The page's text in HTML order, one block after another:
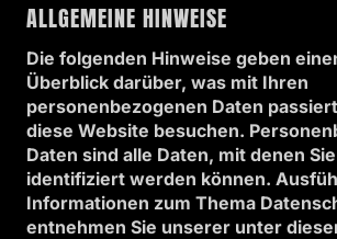
ALLGEMEINE HINWEISE
Die folgenden Hinweise geben
Überblick darüber, was mit Ihren
personenbezogenen Daten
diese Website besuchen.
Daten sind alle Daten, mit denen
identifiziert werden können.
Informationen zum Thema
entnehmen Sie unserer unter